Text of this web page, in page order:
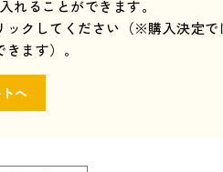
れることができます。
ックしてください（※購入決定
ます）。